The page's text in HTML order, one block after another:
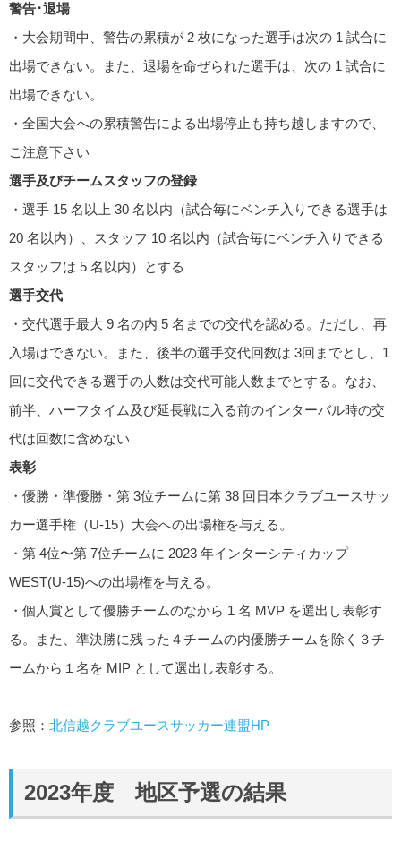
警告･退場
・⼤会期間中、警告の累積が 2 枚になった選⼿は次の 1 試合に
出場できない。また、退場を命ぜられた選⼿は、次の 1 試合に
出場できない。
・全国⼤会への累積警告による出場停⽌も持ち越しますので、
ご注意下さい
選⼿及びチームスタッフの登録
・選⼿ 15 名以上 30 名以内（試合毎にベンチ⼊りできる選⼿は
20 名以内）、スタッフ 10 名以内（試合毎にベンチ⼊りできる
スタッフは 5 名以内）とする
選⼿交代
・交代選⼿最⼤ 9 名の内 5 名までの交代を認める。ただし、再
⼊場はできない。また、後半の選⼿交代回数は 3回までとし、1
回に交代できる選⼿の⼈数は交代可能⼈数までとする。なお、
前半、ハーフタイム及び延⻑戦に⼊る前のインターバル時の交
代は回数に含めない
表彰
・優勝・準優勝・第 3位チームに第 38 回⽇本クラブユースサッ
カー選⼿権（U-15）⼤会への出場権を与える。
・第 4位〜第 7位チームに 2023 年インターシティカップ
WEST(U-15)への出場権を与える。
・個⼈賞として優勝チームのなから 1 名 MVP を選出し表彰す
る。また、準決勝に残った４チームの内優勝チームを除く３チ
ームから１名を MIP として選出し表彰する。
参照： 北信越クラブユースサッカー連盟HP
2023年度 地区予選の結果